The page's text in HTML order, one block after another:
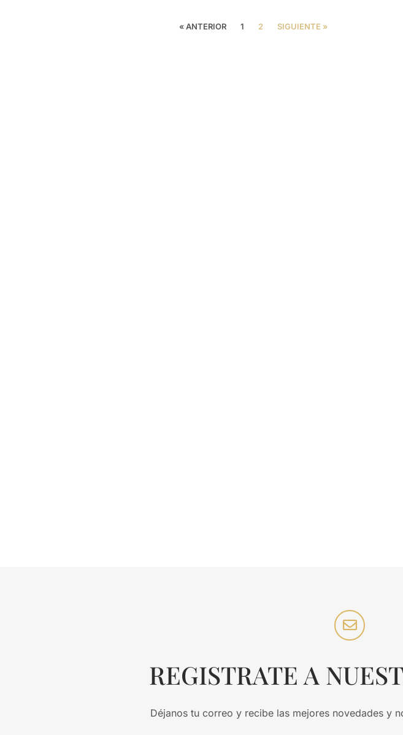
« ANTERIOR 1 2 SIGUIENTE »
REGISTRATE A
Déjanos tu correo y recibe las mejores novedades y